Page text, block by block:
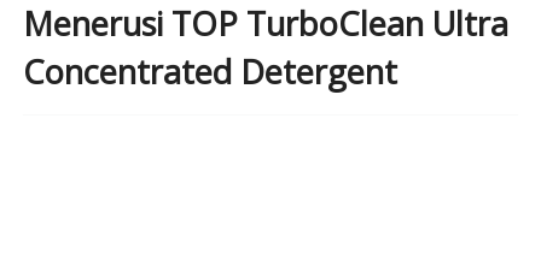
Menerusi TOP TurboClean Ultra
Concentrated Detergent